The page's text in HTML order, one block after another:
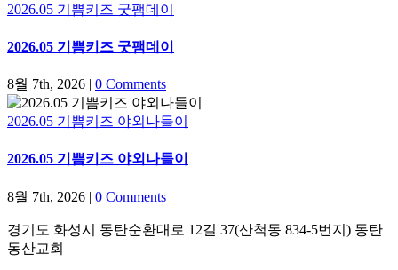
2026.05 기쁨키즈 굿팸데이
2026.05 기쁨키즈 굿팸데이
8월 7th, 2026 | 0 Comments
2026.05 기쁨키즈 야외나들이
2026.05 기쁨키즈 야외나들이
8월 7th, 2026 | 0 Comments
경기도 화성시 동탄순환대로 12길 37(산척동 834-5번지) 동탄
동산교회